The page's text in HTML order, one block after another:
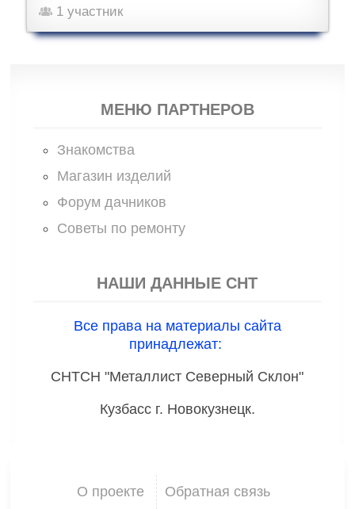
1 участник
МЕНЮ ПАРТНЕРОВ
Знакомства
Магазин изделий
Форум дачников
Советы по ремонту
НАШИ ДАННЫЕ СНТ
Все права на материалы сайта
принадлежат:
СНТСН "Металлист Северный Склон"
Кузбасс г. Новокузнецк.
О проекте Обратная связь